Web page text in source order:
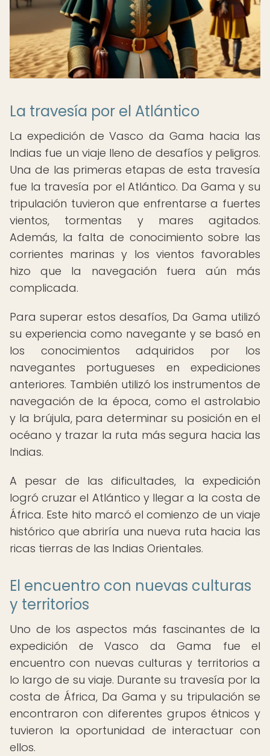
La travesía por el Atlántico
La expedición de Vasco da Gama hacia las
Indias fue un viaje lleno de desafíos y peligros.
Una de las primeras etapas de esta travesía
fue la travesía por el Atlántico. Da Gama y su
tripulación tuvieron que enfrentarse a fuertes
vientos, tormentas y mares agitados.
Además, la falta de conocimiento sobre las
corrientes marinas y los vientos favorables
hizo que la navegación fuera aún más
complicada.
Para superar estos desafíos, Da Gama utilizó
su experiencia como navegante y se basó en
los conocimientos adquiridos por los
navegantes portugueses en expediciones
anteriores. También utilizó los instrumentos de
navegación de la época, como el astrolabio
y la brújula, para determinar su posición en el
océano y trazar la ruta más segura hacia las
Indias.
A pesar de las dificultades, la expedición
logró cruzar el Atlántico y llegar a la costa de
África. Este hito marcó el comienzo de un viaje
histórico que abriría una nueva ruta hacia las
ricas tierras de las Indias Orientales.
El encuentro con nuevas culturas
y territorios
Uno de los aspectos más fascinantes de la
expedición de Vasco da Gama fue el
encuentro con nuevas culturas y territorios a
lo largo de su viaje. Durante su travesía por la
costa de África, Da Gama y su tripulación se
encontraron con diferentes grupos étnicos y
tuvieron la oportunidad de interactuar con
ellos.